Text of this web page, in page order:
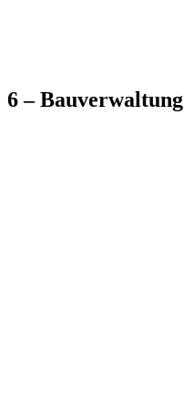
6 – Bauverwaltung